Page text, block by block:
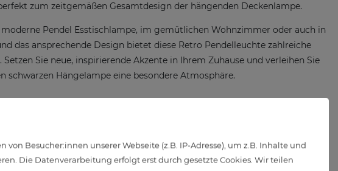
zum zeitgemäßen Gesamtdesign der hängenden Deckenlampe.
Pendel Esstischlampe, im gemütlichen Wohnzimmer oder auch in
das ansprechende Design bietet diese Retro Pendelleuchte zahlreiche
. Setzen Sie neue, inspirierende Akzente in Ihrem Zuhause und verleihen Sie
Hängelampe eine besondere Atmosphäre.
einrichten und bedienen. Neben der Anpassung der Farbtemperatur
für eine gemütliche Stimmung am Abend. Die intelligenten LED
Besucher:innen unserer Webseite (z.B. IP-Adresse), um z.B. Inhalte und
Die Datenverarbeitung erfolgt erst durch gesetzte Cookies. Wir teilen